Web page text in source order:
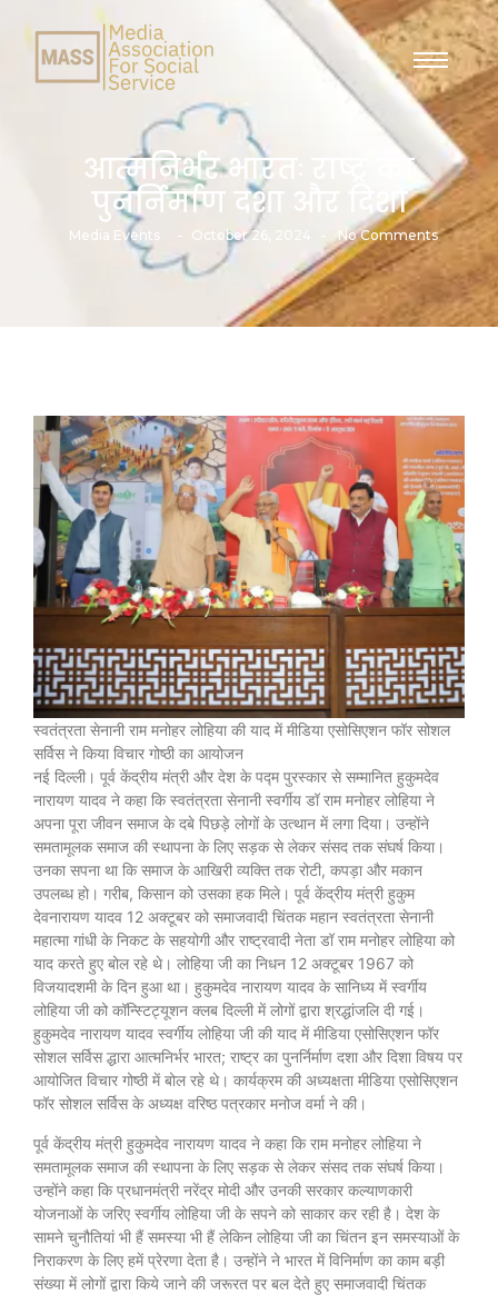
आत्मनिर्भर भारतः राष्ट्र का
पुनर्निर्माण दशा और दिशा
Media Events - October 26, 2024 - No Comments
स्वतंत्रता सेनानी राम मनोहर लोहिया की याद में मीडिया एसोसिएशन फॉर सोशल
सर्विस ने किया विचार गोष्ठी का आयोजन
नई दिल्ली। पूर्व केंद्रीय मंत्री और देश के पद्म पुरस्कार से सम्मानित हुकुमदेव
नारायण यादव ने कहा कि स्वतंत्रता सेनानी स्वर्गीय डॉ राम मनोहर लोहिया ने
अपना पूरा जीवन समाज के दबे पिछड़े लोगों के उत्थान में लगा दिया। उन्होंने
समतामूलक समाज की स्थापना के लिए सड़क से लेकर संसद तक संघर्ष किया।
उनका सपना था कि समाज के आखिरी व्यक्ति तक रोटी, कपड़ा और मकान
उपलब्ध हो। गरीब, किसान को उसका हक मिले। पूर्व केंद्रीय मंत्री हुकुम
देवनारायण यादव 12 अक्टूबर को समाजवादी चिंतक महान स्वतंत्रता सेनानी
महात्मा गांधी के निकट के सहयोगी और राष्ट्रवादी नेता डॉ राम मनोहर लोहिया को
याद करते हुए बोल रहे थे। लोहिया जी का निधन 12 अक्टूबर 1967 को
विजयादशमी के दिन हुआ था। हुकुमदेव नारायण यादव के सानिध्य में स्वर्गीय
लोहिया जी को कॉन्स्टिट्यूशन क्लब दिल्ली में लोगों द्वारा श्रद्धांजलि दी गई।
हुकुमदेव नारायण यादव स्वर्गीय लोहिया जी की याद में मीडिया एसोसिएशन फॉर
सोशल सर्विस द्धारा आत्मनिर्भर भारत; राष्ट्र का पुनर्निर्माण दशा और दिशा विषय पर
आयोजित विचार गोष्ठी में बोल रहे थे। कार्यक्रम की अध्यक्षता मीडिया एसोसिएशन
फॉर सोशल सर्विस के अध्यक्ष वरिष्ठ पत्रकार मनोज वर्मा ने की।
पूर्व केंद्रीय मंत्री हुकुमदेव नारायण यादव ने कहा कि राम मनोहर लोहिया ने
समतामूलक समाज की स्थापना के लिए सड़क से लेकर संसद तक संघर्ष किया।
उन्होंने कहा कि प्रधानमंत्री नरेंद्र मोदी और उनकी सरकार कल्याणकारी
योजनाओं के जरिए स्वर्गीय लोहिया जी के सपने को साकार कर रही है। देश के
सामने चुनौतियां भी हैं समस्या भी हैं लेकिन लोहिया जी का चिंतन इन समस्याओं के
निराकरण के लिए हमें प्रेरणा देता है। उन्होंने ने भारत में विनिर्माण का काम बड़ी
संख्या में लोगों द्वारा किये जाने की जरूरत पर बल देते हुए समाजवादी चिंतक